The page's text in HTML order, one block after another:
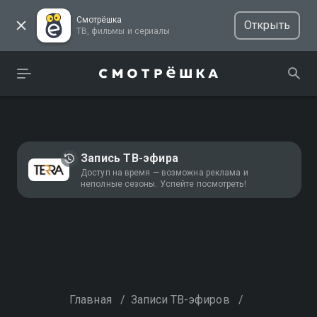
Смотрёшка
ТВ, фильмы и сериалы
Открыть
Запись ТВ-эфира
Доступ на время — возможна реклама и
неполные сезоны. Успейте посмотреть!
Главная / Записи ТВ-эфиров /